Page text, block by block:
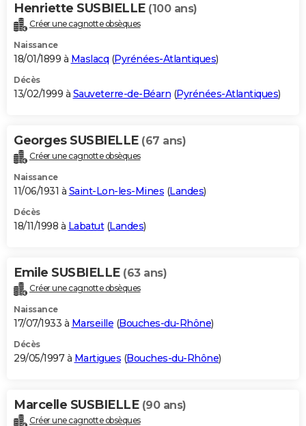
Henriette SUSBIELLE (100 ans)
Créer une cagnotte obsèques
Naissance
18/01/1899 à Maslacq (Pyrénées-Atlantiques)
Décès
13/02/1999 à Sauveterre-de-Béarn (Pyrénées-Atlantiques)
Georges SUSBIELLE (67 ans)
Créer une cagnotte obsèques
Naissance
11/06/1931 à Saint-Lon-les-Mines (Landes)
Décès
18/11/1998 à Labatut(Landes)
Emile SUSBIELLE (63 ans)
Créer une cagnotte obsèques
Naissance
17/07/1933 à Marseille (Bouches-du-Rhône)
Décès
29/05/1997 à Martigues (Bouches-du-Rhône)
Marcelle SUSBIELLE (90 ans)
Créer une cagnotte obsèques